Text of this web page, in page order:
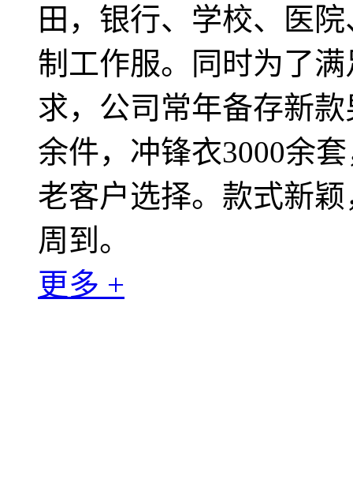
田，银行、学校、医
制工作服。同时为了
求，公司常年备存新
余件，冲锋衣3000余
老客户选择。款式新
周到。
更多 +